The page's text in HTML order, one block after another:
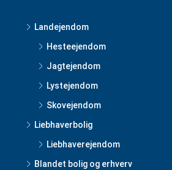
Landejendom
Hesteejendom
Jagtejendom
Lystejendom
Skovejendom
Liebhaverbolig
Liebhaverejendom
Blandet bolig og erhverv